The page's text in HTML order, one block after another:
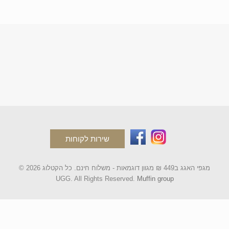
שירות לקוחות
© 2026 מגפי האגג ב449 ₪ מגוון דוגמאות - משלוח חינם. כל הקטלוג
UGG. All Rights Reserved. Muffin group